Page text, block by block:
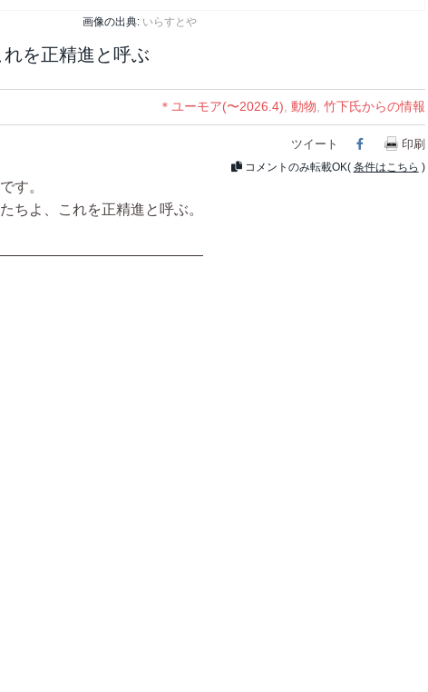
画像の出典: いらすとや
れを正精進と呼ぶ
＊ユーモア(〜2026.4), 動物, 竹下氏からの情報
ツイート Facebook
印刷
コメントのみ転載OK( 条件はこちら )
す。
ちよ、これを正精進と呼ぶ。